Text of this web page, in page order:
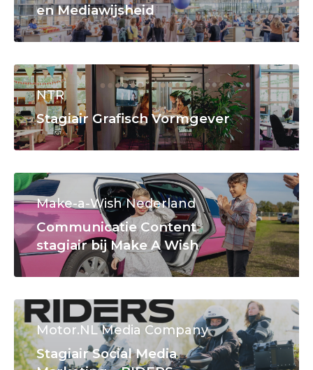
en Mediawijsheid
NTR
Stagiair Grafisch Vormgever
Make-a-Wish Nederland
Communicatie Content
stagiair bij Make A Wish
Motor.NL Media Company
Stagiair Social Media